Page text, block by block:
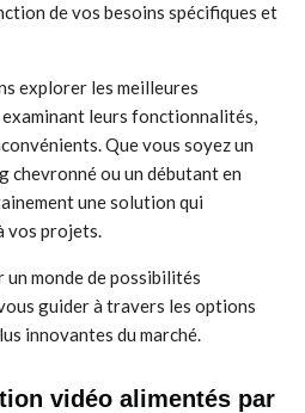
de vos besoins spécifiques et
explorer les meilleures
leurs fonctionnalités,
Que vous soyez un
chevronné ou un débutant en
une solution qui
vos projets.
monde de possibilités
guider à travers les options
innovantes du marché.
vidéo alimentés par